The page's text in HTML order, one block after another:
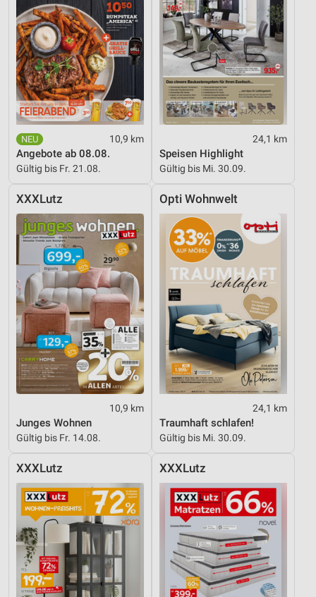
10,9 km
Angebote ab 08.08.
Gültig bis Fr. 21.08.
24,1 km
Speisen Highlight
Gültig bis Mi. 30.09.
XXXLutz
10,9 km
Junges Wohnen
Gültig bis Fr. 14.08.
Opti Wohnwelt
24,1 km
Traumhaft schlafen!
Gültig bis Mi. 30.09.
XXXLutz XXXLutz